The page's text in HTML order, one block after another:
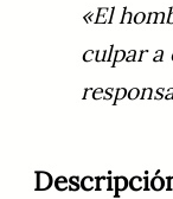
«El
culpar a